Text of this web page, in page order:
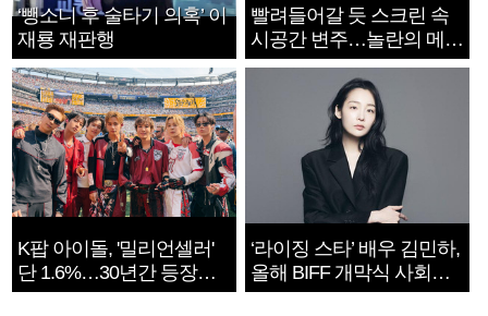
‘뺑소니 후 술타기 의혹’ 이
재룡 재판행
빨려들어갈 듯 스크린 속
시공간 변주…놀란의 메시
지는 ‘전쟁 속죄’
K팝 아이돌, '밀리언셀러'
단 1.6%…30년간 등장
1182개팀 전수조사
‘라이징 스타’ 배우 김민하,
올해 BIFF 개막식 사회자
확정